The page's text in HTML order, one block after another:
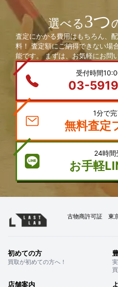
選べる3つ
査定にかかる費用はもちろん、
料！ 査定額にご納得できない場
能です。 まずは、お気軽にお問
受付時間
03-
1分で完
無料査定
24時間
お手軽
古物商許可証 東
初めての方
買取が初めての方へ！
店舗案内